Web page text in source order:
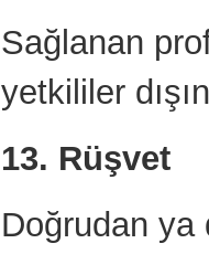
Sağlanan
yetkililer
13. Rüşvet
Doğrudan ya